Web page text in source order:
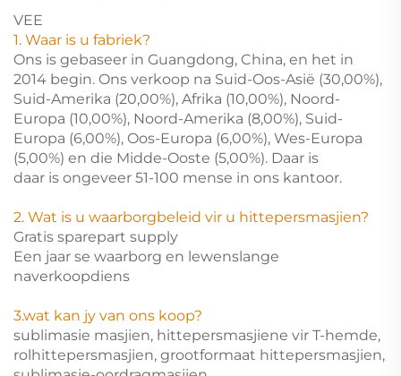
VEE
1. Waar is u fabriek?
Ons is gebaseer in Guangdong, China, en het in
2014 begin. Ons verkoop na Suid-Oos-Asië (30,00%),
Suid-Amerika (20,00%), Afrika (10,00%), Noord-
Europa (10,00%), Noord-Amerika (8,00%), Suid-
Europa (6,00%), Oos-Europa (6,00%), Wes-Europa
(5,00%) en die Midde-Ooste (5,00%). Daar is
daar is ongeveer 51-100 mense in ons kantoor.
2. Wat is u waarborgbeleid vir u hittepersmasjien?
Gratis sparepart supply
Een jaar se waarborg en lewenslange
naverkoopdiens
3.wat kan jy van ons koop?
sublimasie masjien, hittepersmasjiene vir T-hemde,
rolhittepersmasjien, grootformaat hittepersmasjien,